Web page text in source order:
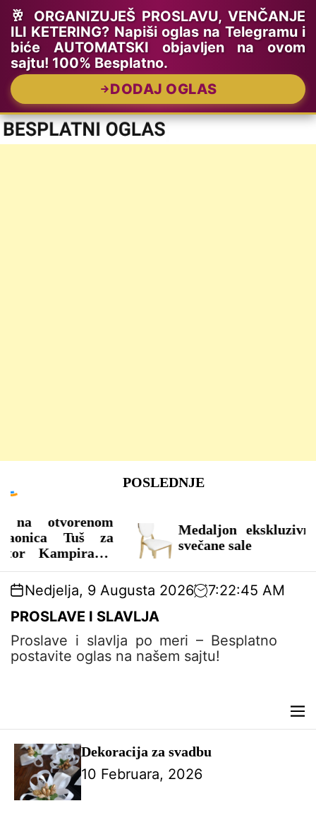
🥂 ORGANIZUJEŠ PROSLAVU, VENČANJE
ILI KETERING? Napiši oglas na Telegramu i
biće AUTOMATSKI objavljen na ovom
sajtu! 100% Besplatno.
DODAJ OGLAS
o
POSLEDNJE
ekskluzivna stolica za
sale
Nedjelja, 9 Augusta 2026 7:22:47 AM
PROSLAVE I SLAVLJA
Proslave i slavlja po meri – Besplatno
postavite oglas na našem sajtu!
M
e
Dekoracija za svadbu
10 Februara, 2026